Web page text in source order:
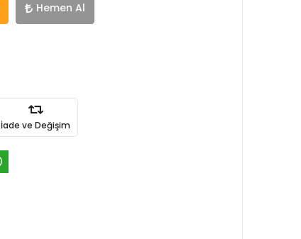
Hemen Al
İade ve Değişim